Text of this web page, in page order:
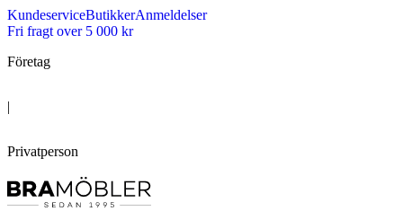
KundeserviceButikkerAnmeldelser
Fri fragt over 5 000 kr
Företag
|
Privatperson